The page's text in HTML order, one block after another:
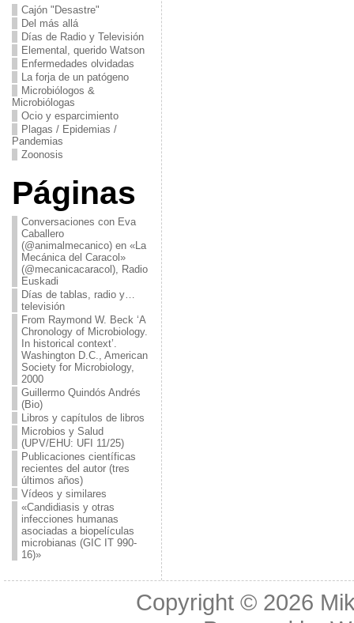
Cajón "Desastre"
Del más allá
Días de Radio y Televisión
Elemental, querido Watson
Enfermedades olvidadas
La forja de un patógeno
Microbiólogos &
Microbiólogas
Ocio y esparcimiento
Plagas / Epidemias /
Pandemias
Zoonosis
Páginas
Conversaciones con Eva
Caballero
(@animalmecanico) en «La
Mecánica del Caracol»
(@mecanicacaracol), Radio
Euskadi
Días de tablas, radio y…
televisión
From Raymond W. Beck ‘A
Chronology of Microbiology.
In historical context’.
Washington D.C., American
Society for Microbiology,
2000
Guillermo Quindós Andrés
(Bio)
Libros y capítulos de libros
Microbios y Salud
(UPV/EHU: UFI 11/25)
Publicaciones científicas
recientes del autor (tres
últimos años)
Vídeos y similares
«Candidiasis y otras
infecciones humanas
asociadas a biopelículas
microbianas (GIC IT 990-
16)»
Copyright © 2026